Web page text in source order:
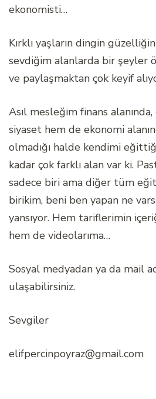
ekonomisti…
Kırklı yaşların dingin
sevdiğim alanlarda bir şeyler
ve paylaşmaktan çok keyif
Asıl mesleğim finans
siyaset hem de ekonomi
olmadığı halde kendimi
kadar çok farklı alan var ki.
sadece biri ama diğer tüm
birikim, beni ben yapan ne
yansıyor. Hem tariflerimin
hem de videolarıma…
Sosyal medyadan ya da mail
ulaşabilirsiniz.
Sevgiler
elifpercinpoyraz@gmail.com